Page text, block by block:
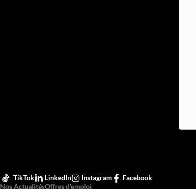
TikTok LinkedIn Instagram
Facebook
Nos ActualitésOffres d'emploi